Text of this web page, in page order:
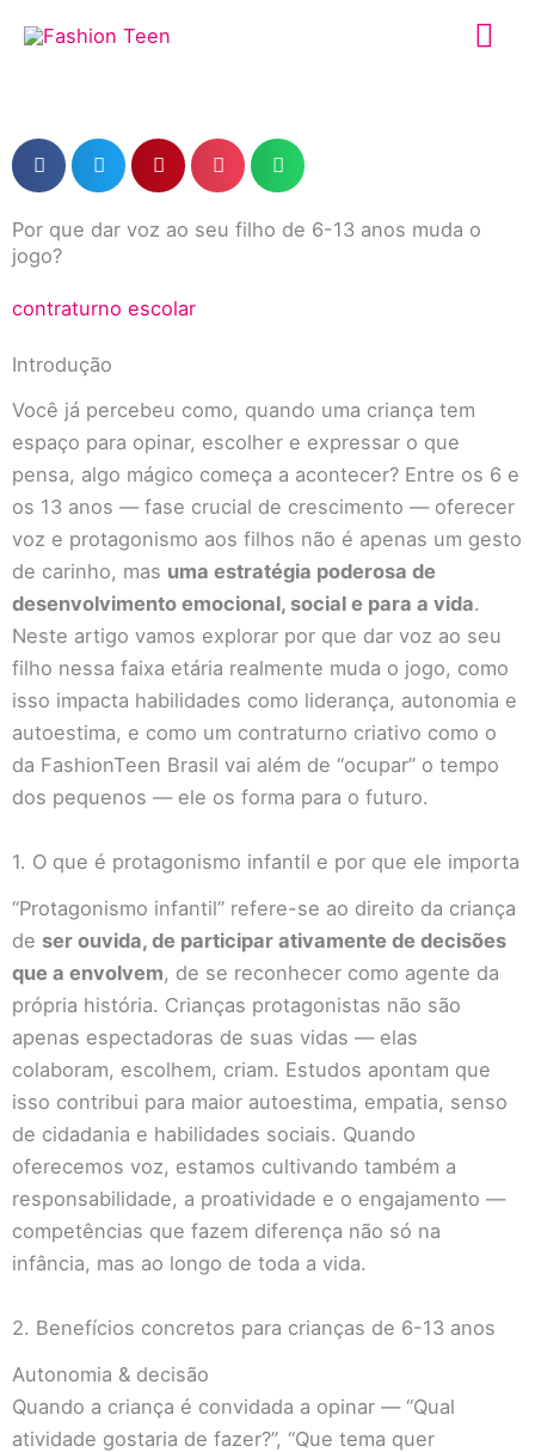
para
Por que dar voz ao seu filho de 6-13 anos muda o
jogo?
contraturno escolar
Introdução
Você já percebeu como, quando uma criança tem
espaço para opinar, escolher e expressar o que
pensa, algo mágico começa a acontecer? Entre os 6 e
os 13 anos — fase crucial de crescimento — oferecer
voz e protagonismo aos filhos não é apenas um gesto
de carinho, mas uma estratégia poderosa de
desenvolvimento emocional, social e para a vida.
Neste artigo vamos explorar por que dar voz ao seu
filho nessa faixa etária realmente muda o jogo, como
isso impacta habilidades como liderança, autonomia e
autoestima, e como um contraturno criativo como o
da FashionTeen Brasil vai além de “ocupar” o tempo
dos pequenos — ele os forma para o futuro.
1. O que é protagonismo infantil e por que ele importa
“Protagonismo infantil” refere-se ao direito da criança
de ser ouvida, de participar ativamente de decisões
que a envolvem, de se reconhecer como agente da
própria história. Crianças protagonistas não são
apenas espectadoras de suas vidas — elas
colaboram, escolhem, criam. Estudos apontam que
isso contribui para maior autoestima, empatia, senso
de cidadania e habilidades sociais. Quando
oferecemos voz, estamos cultivando também a
responsabilidade, a proatividade e o engajamento —
competências que fazem diferença não só na
infância, mas ao longo de toda a vida.
2. Benefícios concretos para crianças de 6-13 anos
Autonomia & decisão
Quando a criança é convidada a opinar — “Qual
atividade gostaria de fazer?”, “Que tema quer